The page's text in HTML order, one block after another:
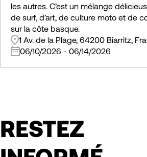
les autres. C’est un mélange
de surf, d’art, de culture moto et de
sur la côte basque.
1 Av. de la Plage, 64200 Biarritz,
06/10/2026 - 06/14/2026
RESTEZ